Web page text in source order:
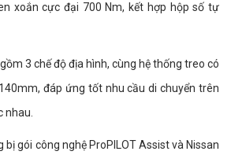
xoắn cực đại 700 Nm, kết hợp hộp số tự
3 chế độ địa hình, cùng hệ thống treo có
đáp ứng tốt nhu cầu di chuyển trên
nhau.
gói công nghệ ProPILOT Assist và Nissan